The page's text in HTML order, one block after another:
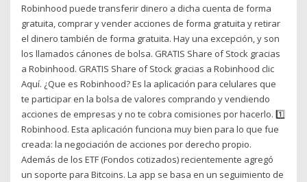
Robinhood puede transferir dinero a dicha cuenta de forma
gratuita, comprar y vender acciones de forma gratuita y retirar
el dinero también de forma gratuita. Hay una excepción, y son
los llamados cánones de bolsa. GRATIS Share of Stock gracias
a Robinhood. GRATIS Share of Stock gracias a Robinhood clic
Aquí. ¿Que es Robinhood? Es la aplicación para celulares que
te participar en la bolsa de valores comprando y vendiendo
acciones de empresas y no te cobra comisiones por hacerlo. 1️⃣
Robinhood. Esta aplicación funciona muy bien para lo que fue
creada: la negociación de acciones por derecho propio.
Además de los ETF (Fondos cotizados) recientemente agregó
un soporte para Bitcoins. La app se basa en un seguimiento de